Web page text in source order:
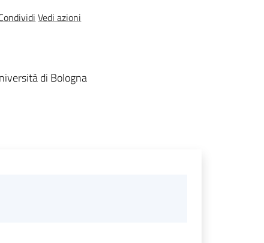
Vedi azioni
di Bologna